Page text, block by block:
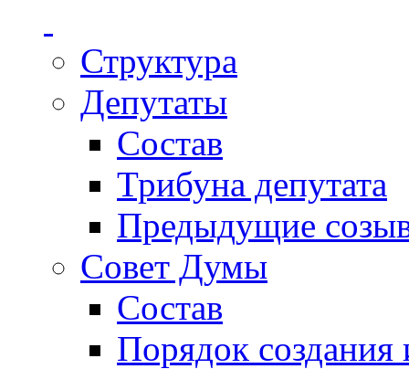
Структура
Депутаты
Состав
Трибуна депутата
Предыдущие
Совет Думы
Состав
Порядок создания